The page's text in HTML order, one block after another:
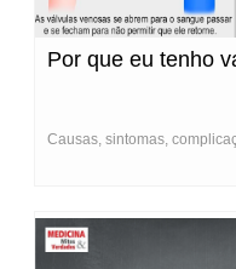
Por que eu tenho
Causas, sintomas,